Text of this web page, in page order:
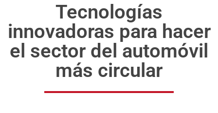
Tecnologías
innovadoras para hacer
el sector del automóvil
más circular